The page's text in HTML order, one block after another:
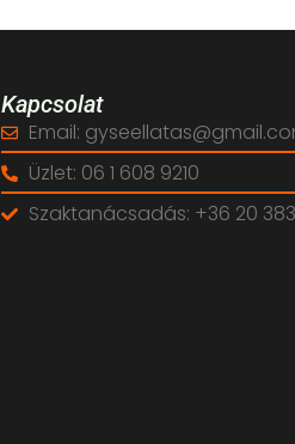
Kapcsolat
Email:
Üzlet: 06 1 608 9210
Szaktanácsadás: +36 20